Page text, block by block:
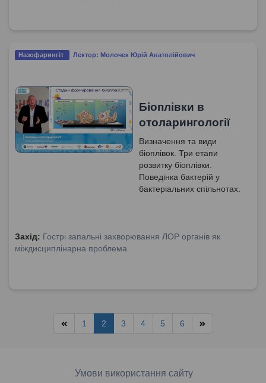
Назофарингіт Лектор: Молочек Юрій Анатолійович
Біоплівки в
отоларингології
Визначення та види
біоплівок. Три етапи
розвитку біоплівки.
Поведінка бактерій у
бактеріальних спільнотах.
Захід: Гострі запальні захворювання ЛОР органів як
міждисциплінарна проблема
1 2 3 4 5 6
Умови використання сайту